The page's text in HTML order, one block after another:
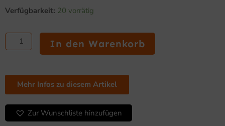
Verfügbarkeit: 20 vorrätig
TF1534MC-
–
15″
Touch-
Monitor,
10
Touchpunkte
In den Warenkorb
Mehr Infos zu diesem Artikel
Zur Wunschliste hinzufügen